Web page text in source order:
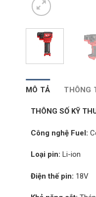
MÔ TẢ THÔNG
THÔNG SỐ KỸ
Công nghệ Fuel:
Loại pin: Li-ion
Điện thế pin: 18V